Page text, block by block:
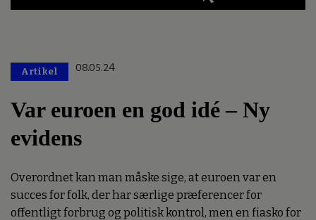
Artikel 08.05.24
Var euroen en god idé – Ny
evidens
Overordnet kan man måske sige, at euroen var en
succes for folk, der har særlige præferencer for
offentligt forbrug og politisk kontrol, men en fiasko for